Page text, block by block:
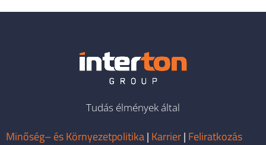
Tudás élmények által
Minőség– és Környezetpolitika| Karrier| Feliratkozás